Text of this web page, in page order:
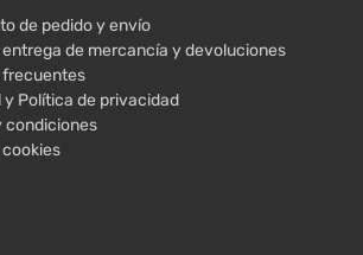
de pedido y envío
de mercancía y devoluciones
frecuentes
y Política de privacidad
condiciones